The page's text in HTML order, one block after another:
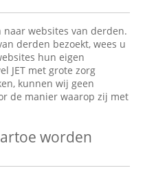
websites van derden.
derden bezoekt, wees u
hun eigen
JET met grote zorg
kunnen wij geen
de manier waarop zij met
worden